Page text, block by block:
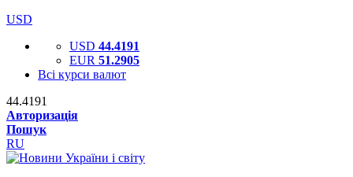
USD
USD 44.4191
EUR 51.2905
Всі курси валют
44.4191
Авторизація
Пошук
RU